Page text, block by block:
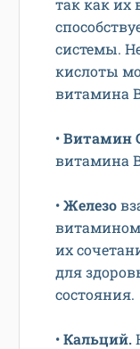
так как их
системы.
кислоты
витамина
•Витамин
витамина
•Железо
витамином
их
для
состояния.
•Кальций.